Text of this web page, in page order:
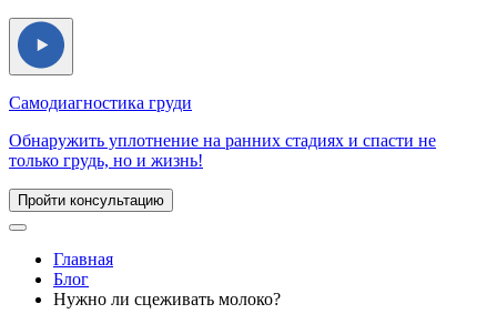
Самодиагностика груди
Обнаружить уплотнение на ранних стадиях и спасти не
только грудь, но и жизнь!
Пройти консультацию
Главная
Блог
Нужно ли сцеживать молоко?